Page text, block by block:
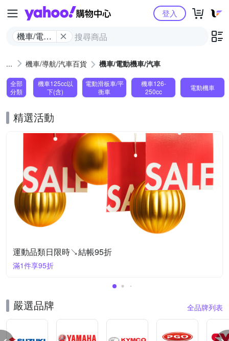
Yahoo購物中心
機車/電動
登入
機車/導航/汽車百貨 機車/電動機車/汽車
全部
分類
機車125cc以
下(含)
電動滑板車/平
衡車
機車126-
250cc
電動機車
精選活動
運動品類日限時↘結帳95折
滿1件享95折
嚴選品牌 全品牌列表